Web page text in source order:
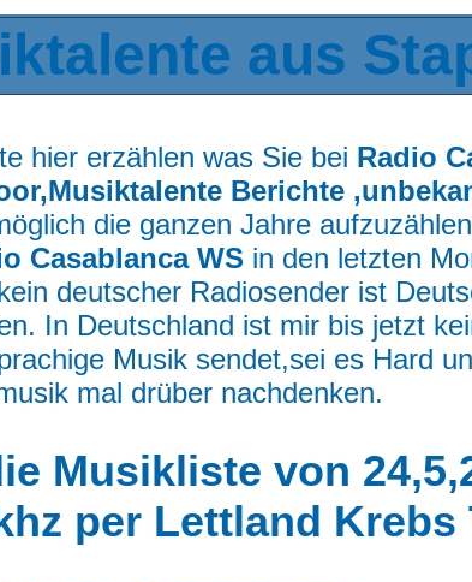
aus
hier erzählen was Sie bei Radio
Berichte
die ganzen Jahre
Casablanca WS in den letzten
deutscher Radiosender ist
In Deutschland ist mir bis jetzt
Musik sendet,sei es Hard
mal drüber nachdenken.
Musikliste von
per Lettland Krebs